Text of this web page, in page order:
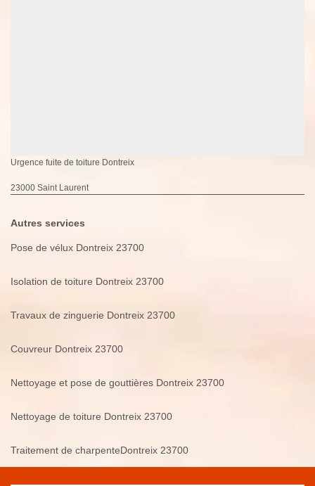
Urgence fuite de toiture Dontreix
23000 Saint Laurent
Autres services
Pose de vélux Dontreix 23700
Isolation de toiture Dontreix 23700
Travaux de zinguerie Dontreix 23700
Couvreur Dontreix 23700
Nettoyage et pose de gouttières Dontreix 23700
Nettoyage de toiture Dontreix 23700
Traitement de charpenteDontreix 23700